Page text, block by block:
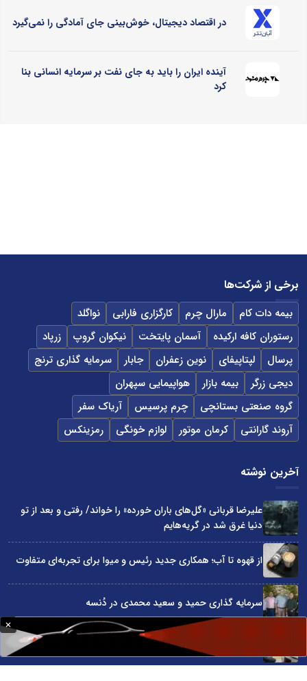
در اقتصاد دیجیتال، خوش‌بینی جای آمادگی را نمی‌گیرد
آینده ایران را باید به جای نفت بر سرمایه انسانی بنا
کرد
برخی از شرکت‌ها
بیمه دات کام مارال چرم کارگزاری فارابی
نواگلد
رستوران کافه ارکیده
آسمان پایتخت نیکوان گروپ
زرپاد
پرسال
لپتاپیفای نوین زعفران جابار
سرمایه گذاری ترنج
دیجی زرگر
بیمه بازار
هواپیمایی سپهران
گروه صنعتی بستانچی
چرم پرسیس
آریاک سفر
آروند گارانتی
کرمان موتور لوازم خونگی رمزینکس
آخرین نوشته
علیرضا قربانی «گل‌های باران خورده» را خواند/ رفتی و بعد از تو
دنیا غرق شد در گریه‌هایم
از قهوه تا آب؛ همکاری جدید رئیس و میوا برای تجربه‌ای متفاوت
سرمایه گذاری حمید و سعید محمدی در دُنسه
چگونه قیمت واقعی ماشین را قبل از خرید بفهمیم؟